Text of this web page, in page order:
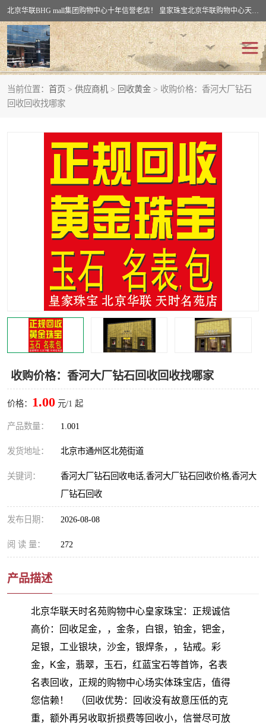
北京华联BHG mall集团购物中心十年信誉老店！ 皇家珠宝北京华联购物中心天时名苑店竭诚欢迎您。 北京市通州区（八通线）通州北苑地铁华联购物中心一层皇家珠宝 北京皇家珠宝通州黄金回收黄金首饰加工店（八通线: 通州北苑地铁华联店）：通州区通州北苑地铁华联购物中心一层皇家珠宝。
当前位置： 首页 > 供应商机 > 回收黄金 > 收购价格：香河大厂钻石
回收回收找哪家
收购价格：香河大厂钻石回收回收找哪家
价格： 1.00 元/1 起
产品数量： 1.001
发货地址： 北京市通州区北苑街道
关键词：
香河大厂钻石回收电话,香河大厂钻石回收价格,香河大
厂钻石回收
发布日期： 2026-08-08
阅 读 量： 272
产品描述
北京华联天时名苑购物中心皇家珠宝：正规诚信
高价：回收足金，，金条，白银，铂金，钯金，
足银，工业银块，沙金，银焊条，，钻戒。彩
金，K金，翡翠，玉石，红蓝宝石等首饰，名表
名表回收，正规的购物中心场实体珠宝店，值得
您信赖！ （回收优势：回收没有故意压低的克
重，额外再另收取折损费等回收小，信誉尽可放
回收黄金
回收钯金 回收钻石
回收翡翠玉石